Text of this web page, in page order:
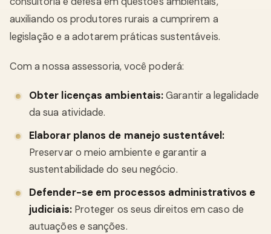
auxiliando os produtores rurais a cumprirem a
legislação e a adotarem práticas sustentáveis.
Com a nossa assessoria, você poderá:
Obter licenças ambientais:Garantir a legalidade
da sua atividade.
Elaborar planos de manejo sustentável:
Preservar o meio ambiente e garantir a
sustentabilidade do seu negócio.
Defender-se em processos administrativos e
judiciais:Proteger os seus direitos em caso de
autuações e sanções.